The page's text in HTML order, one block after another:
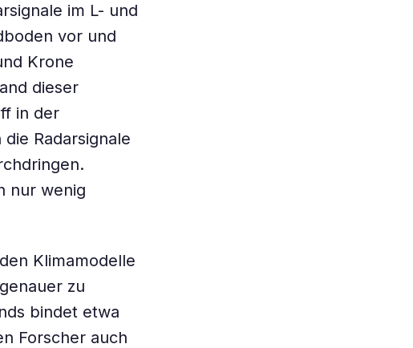
im L- und
vor und
Krone
dieser
in der
Radarsignale
nur wenig
Klimamodelle
zu
bindet etwa
Forscher auch